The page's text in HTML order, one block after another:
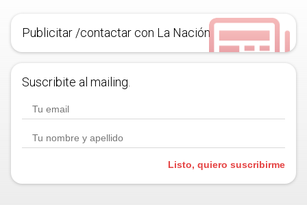
Publicitar /contactar con La Nación
Suscribite al mailing.
Listo, quiero suscribirme